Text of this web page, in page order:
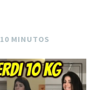
10 MINUTOS